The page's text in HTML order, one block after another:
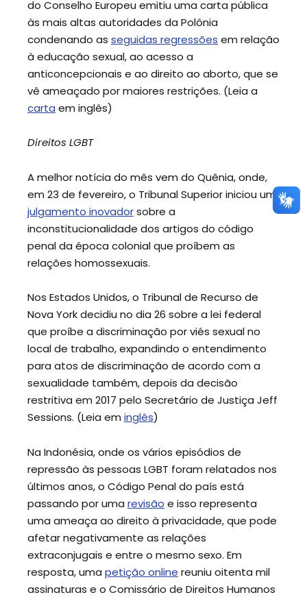
do Conselho Europeu emitiu uma carta pública
às mais altas autoridades da Polônia
condenando as seguidas regressões em relação
à educação sexual, ao acesso a
anticoncepcionais e ao direito ao aborto, que se
vê ameaçado por maiores restrições. (Leia a
carta em inglês)
Direitos LGBT
A melhor notícia do mês vem do Quênia, onde,
em 23 de fevereiro, o Tribunal Superior iniciou um
julgamento inovadorsobre a
inconstitucionalidade dos artigos do código
penal da época colonial que proíbem as
relações homossexuais.
Nos Estados Unidos, o Tribunal de Recurso de
Nova York decidiu no dia 26 sobre a lei federal
que proíbe a discriminação por viés sexual no
local de trabalho, expandindo o entendimento
para atos de discriminação de acordo com a
sexualidade também, depois da decisão
restritiva em 2017 pelo Secretário de Justiça Jeff
Sessions. (Leia em inglês)
Na Indonésia, onde os vários episódios de
repressão às pessoas LGBT foram relatados nos
últimos anos, o Código Penal do país está
passando por uma revisão e isso representa
uma ameaça ao direito à privacidade, que pode
afetar negativamente as relações
extraconjugais e entre o mesmo sexo. Em
resposta, uma petição online reuniu oitenta mil
assinaturas e o Comissário de Direitos Humanos